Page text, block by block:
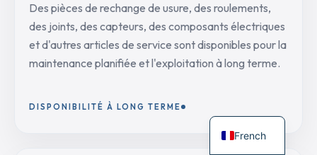
Des pièces de rechange de usure, des roulements,
des joints, des capteurs, des composants électriques
et d'autres articles de service sont disponibles pour la
maintenance planifiée et l'exploitation à long terme.
DISPONIBILITÉ À LONG TERME
French